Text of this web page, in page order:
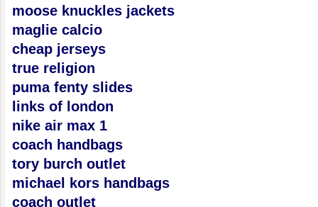
moose knuckles jackets
maglie calcio
cheap jerseys
true religion
puma fenty slides
links of london
nike air max 1
coach handbags
tory burch outlet
michael kors handbags
coach outlet